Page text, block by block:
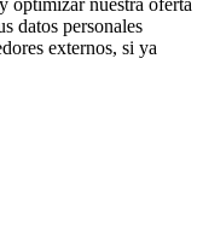
datos personales
externos, si ya